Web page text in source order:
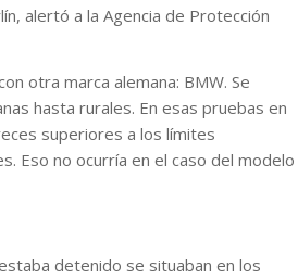
alertó a la Agencia de Protección
otra marca alemana: BMW. Se
hasta rurales. En esas pruebas en
superiores a los límites
Eso no ocurría en el caso del modelo
detenido se situaban en los